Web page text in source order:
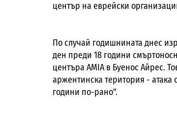
център на еврейски
По случай годишнината днес
ден преди 18 години
центъра AMIA в Буенос Айрес.
аржентинска територия -
години по-рано".